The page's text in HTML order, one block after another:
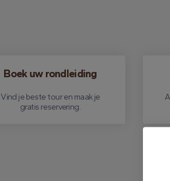
Boek uw rondleiding
Vind je beste tour en maak je
gratis reservering.